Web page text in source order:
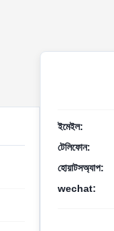
ইমেইল:
টেলিফোন:
হোয়াটসঅ্যাপ:
wechat: